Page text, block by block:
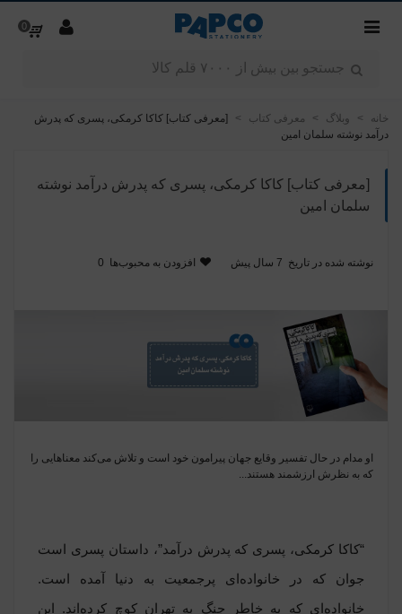
0
خانه > وبلاگ > معرفی کتاب >
[معرفی کتاب] کاکا کرمکی، پسری که پدرش
درآمد نوشته سلمان امین
[معرفی کتاب] کاکا کرمکی، پسری که پدرش درآمد نوشته
سلمان امین
نوشته شده در تاریخ 7 سال پیش افزودن به محبوب‌ها 0
او مدام در حال تفسیر وقایع جهان پیرامون خود است و تلاش می‌کند معناهایی را
که به نظرش ارزشمند هستند...
“کاکا کرمکی، پسری که پدرش درآمد”، داستان پسری است
جوان که در خانواده‌ای پرجمعیت به دنیا آمده است.
خانواده‌ای که به خاطر جنگ به تهران کوچ کرده‌اند. این